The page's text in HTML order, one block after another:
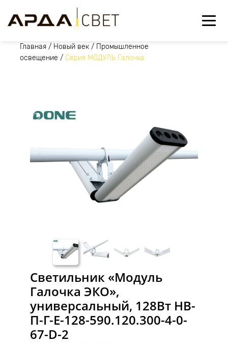
Главная / Новый век / Промышленное
освещение / Серия МОДУЛЬ Галочка
Светильник «Модуль
Галочка ЭКО»,
универсальный, 128Вт НВ-
П-Г-Е-128-590.120.300-4-0-
67-D-2